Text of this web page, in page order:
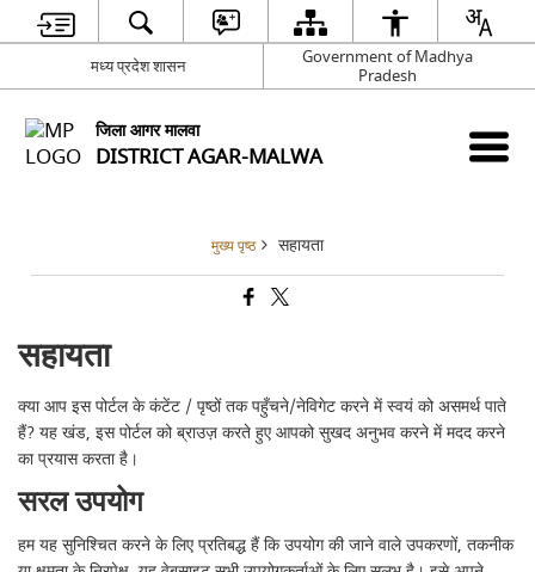
मध्य प्रदेश शासन
Government of Madhya
Pradesh
जिला आगर मालवा
DISTRICT AGAR-MALWA
मुख्य पृष्ठ सहायता
सहायता
क्या आप इस पोर्टल के कंटेंट / पृष्ठों तक पहुँचने/नेविगेट करने में स्वयं को असमर्थ पाते
हैं? यह खंड, इस पोर्टल को ब्राउज़ करते हुए आपको सुखद अनुभव करने में मदद करने
का प्रयास करता है।
सरल उपयोग
हम यह सुनिश्चित करने के लिए प्रतिबद्ध हैं कि उपयोग की जाने वाले उपकरणों, तकनीक